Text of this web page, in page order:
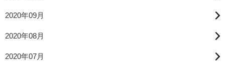
2020年09月
2020年08月
2020年07月